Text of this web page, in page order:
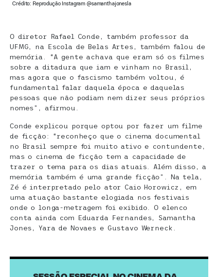
Crédito: Reprodução Instagram @samanthajonesla
O diretor Rafael Conde, também professor da
UFMG, na Escola de Belas Artes, também falou de
memória. “A gente achava que eram só os filmes
sobre a ditadura que iam e vinham no Brasil,
mas agora que o fascismo também voltou, é
fundamental falar daquela época e daquelas
pessoas que não podiam nem dizer seus próprios
nomes”, afirmou.
Conde explicou porque optou por fazer um filme
de ficção: “reconheço que o cinema documental
no Brasil sempre foi muito ativo e contundente,
mas o cinema de ficção tem a capacidade de
trazer o tema para os dias atuais. Além disso, a
memória também é uma grande ficção”. Na tela,
Zé é interpretado pelo ator Caio Horowicz, em
uma atuação bastante elogiada nos festivais
onde o longa-metragem foi exibido. O elenco
conta ainda com Eduarda Fernandes, Samantha
Jones, Yara de Novaes e Gustavo Werneck.